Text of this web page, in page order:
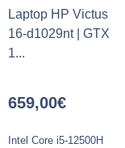
Laptop HP Victus
16-d1029nt | GTX
1...
659,00€
Intel Core i5-12500H